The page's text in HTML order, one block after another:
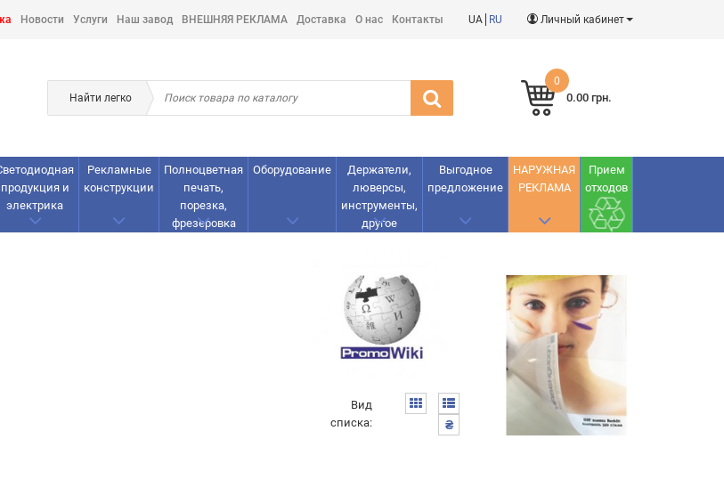
Новости Услуги Наш завод ВНЕШНЯЯ РЕКЛАМА Доставка О нас Контакты UA RU Личный кабинет
Найти легко
0
0.00 грн.
продукция и
электрика
Рекламные
конструкции
Полноцветная
печать,
порезка,
фрезеровка
Оборудование
Держатели,
люверсы,
инструменты,
другое
Выгодное
предложение
НАРУЖНАЯ
РЕКЛАМА
Прием
отходов
Вид
списка:
₴